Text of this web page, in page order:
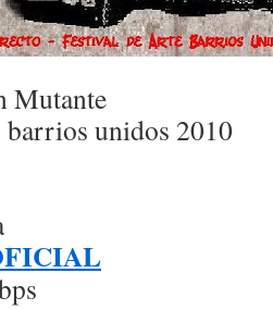
Mutante
unidos 2010